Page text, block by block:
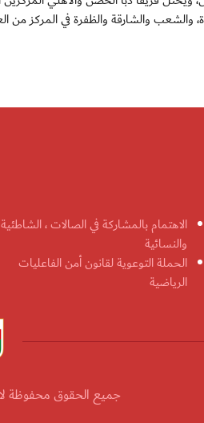
والشعب والشارقة والظفرة في المركز من
الاهتمام بالمشاركة في الصالات ، الشاطئية
والنسائية
الحملة التوعوية لقانون أمن الفاعليات
الرياضية
جميع الحقوق محفوظة